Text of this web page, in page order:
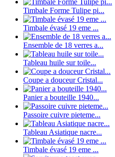
Timbale Forme Tulipe pi...
Timbale évasé 19 eme ...
Ensemble de 18 verres a...
Tableau huile sur toile...
Coupe a douceur Cristal...
Panier a bouteille 1940...
Passoire cuivre pieteme...
Tableau Asiatique nacre...
Timbale évasé 19 eme ...